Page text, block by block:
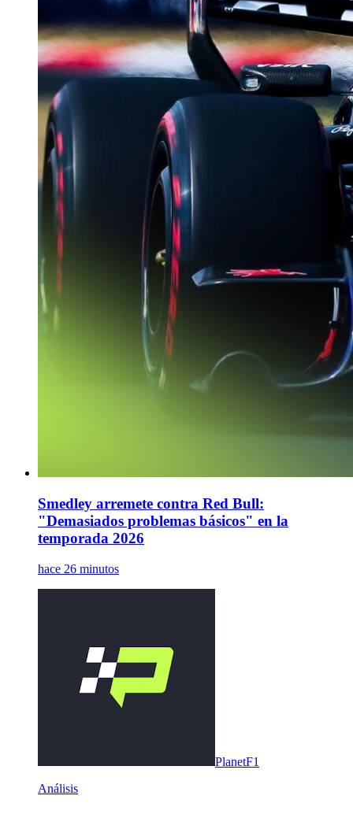
Smedley arremete contra Red Bull:
"Demasiados problemas básicos" en la
temporada 2026
hace 26 minutos
PlanetF1
Análisis